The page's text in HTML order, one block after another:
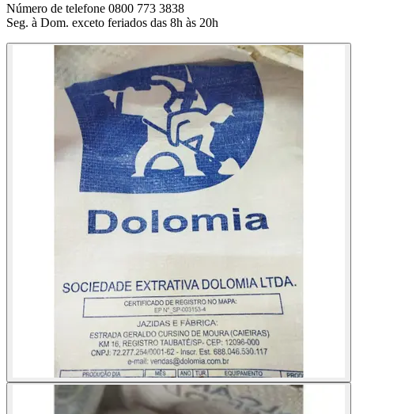
Número de telefone 0800 773 3838
Seg. à Dom. exceto feriados das 8h às 20h